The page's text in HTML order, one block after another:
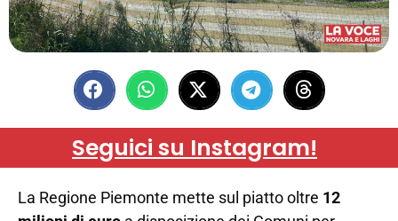
Seguici su Instagram!
La Regione Piemonte mette sul piatto oltre 12